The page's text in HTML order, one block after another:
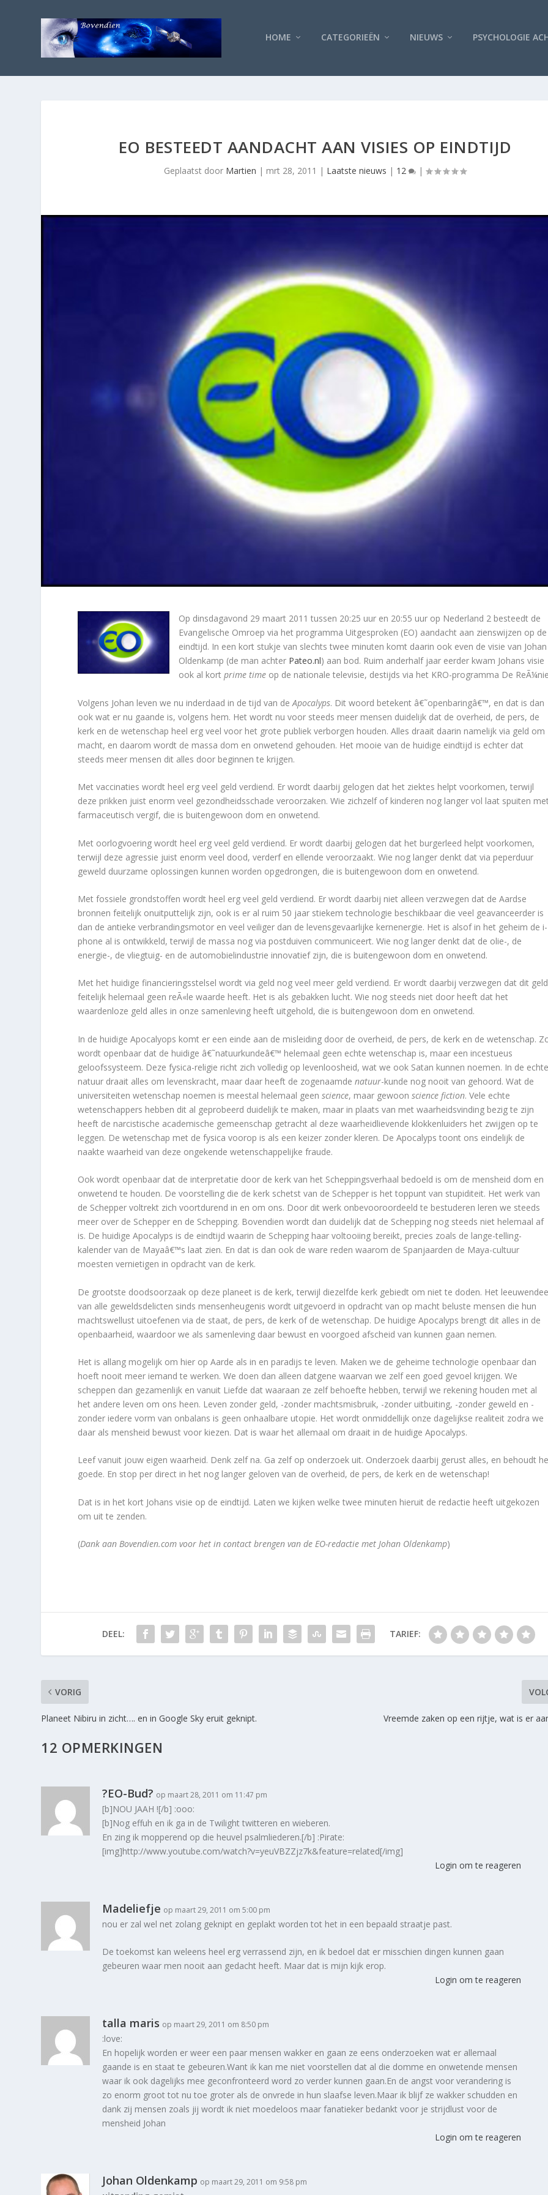
HOME CATEGORIEËN NIEUWS PSYCHOLOGIE
EO BESTEEDT AANDACHT AAN VISIES OP EINDTIJD
Geplaatst door Martien | mrt 28, 2011 | Laatste nieuws | 12 |
Op dinsdagavond 29 maart 2011 tussen 20:25 uur en 20:55 uur op Nederland 2 besteedt de
Evangelische Omroep via het programma Uitgesproken (EO) aandacht aan zienswijzen op de
eindtijd. In een kort stukje van slechts twee minuten komt daarin ook even de visie van Johan
Oldenkamp (de man achter Pateo.nl) aan bod. Ruim anderhalf jaar eerder kwam Johans visie
ook al kortprime time op de nationale televisie, destijds via het KRO-programma De
Volgens Johan leven we nu inderdaad in de tijd van deApocalyps. Dit woord betekent â€˜openbaringâ€™, en dat is dan
ook wat er nu gaande is, volgens hem. Het wordt nu voor steeds meer mensen duidelijk dat de overheid, de pers, de
kerk en de wetenschap heel erg veel voor het grote publiek verborgen houden. Alles draait daarin namelijk via geld om
macht, en daarom wordt de massa dom en onwetend gehouden. Het mooie van de huidige eindtijd is echter dat
steeds meer mensen dit alles door beginnen te krijgen.
Met vaccinaties wordt heel erg veel geld verdiend. Er wordt daarbij gelogen dat het ziektes helpt voorkomen, terwijl
deze prikken juist enorm veel gezondheidsschade veroorzaken. Wie zichzelf of kinderen nog langer vol laat spuiten
farmaceutisch vergif, die is buitengewoon dom en onwetend.
Met oorlogvoering wordt heel erg veel geld verdiend. Er wordt daarbij gelogen dat het burgerleed helpt voorkomen,
terwijl deze agressie juist enorm veel dood, verderf en ellende veroorzaakt. Wie nog langer denkt dat via peperduur
geweld duurzame oplossingen kunnen worden opgedrongen, die is buitengewoon dom en onwetend.
Met fossiele grondstoffen wordt heel erg veel geld verdiend. Er wordt daarbij niet alleen verzwegen dat de Aardse
bronnen feitelijk onuitputtelijk zijn, ook is er al ruim 50 jaar stiekem technologie beschikbaar die veel geavanceerder is
dan de antieke verbrandingsmotor en veel veiliger dan de levensgevaarlijke kernenergie. Het is alsof in het geheim de i-
phone al is ontwikkeld, terwijl de massa nog via postduiven communiceert. Wie nog langer denkt dat de olie-, de
energie-, de vliegtuig- en de automobielindustrie innovatief zijn, die is buitengewoon dom en onwetend.
Met het huidige financieringsstelsel wordt via geld nog veel meer geld verdiend. Er wordt daarbij verzwegen dat dit geld
feitelijk helemaal geen reÃ«le waarde heeft. Het is als gebakken lucht. Wie nog steeds niet door heeft dat het
waardenloze geld alles in onze samenleving heeft uitgehold, die is buitengewoon dom en onwetend.
In de huidige Apocalyops komt er een einde aan de misleiding door de overheid, de pers, de kerk en de wetenschap.
wordt openbaar dat de huidige â€˜natuurkundeâ€™ helemaal geen echte wetenschap is, maar een incestueus
geloofssysteem. Deze fysica-religie richt zich volledig op levenloosheid, wat we ook Satan kunnen noemen. In de
natuur draait alles om levenskracht, maar daar heeft de zogenaamdenatuur-kunde nog nooit van gehoord. Wat de
universiteiten wetenschap noemen is meestal helemaal geenscience, maar gewoonscience fiction. Vele echte
wetenschappers hebben dit al geprobeerd duidelijk te maken, maar in plaats van met waarheidsvinding bezig te zijn
heeft de narcistische academische gemeenschap getracht al deze waarheidlievende klokkenluiders het zwijgen op te
leggen. De wetenschap met de fysica voorop is als een keizer zonder kleren. De Apocalyps toont ons eindelijk de
naakte waarheid van deze ongekende wetenschappelijke fraude.
Ook wordt openbaar dat de interpretatie door de kerk van het Scheppingsverhaal bedoeld is om de mensheid dom en
onwetend te houden. De voorstelling die de kerk schetst van de Schepper is het toppunt van stupiditeit. Het werk van
de Schepper voltrekt zich voortdurend in en om ons. Door dit werk onbevooroordeeld te bestuderen leren we steeds
meer over de Schepper en de Schepping. Bovendien wordt dan duidelijk dat de Schepping nog steeds niet helemaal af
is. De huidige Apocalyps is de eindtijd waarin de Schepping haar voltooiing bereikt, precies zoals de lange-telling-
kalender van de Mayaâ€™s laat zien. En dat is dan ook de ware reden waarom de Spanjaarden de Maya-cultuur
moesten vernietigen in opdracht van de kerk.
De grootste doodsoorzaak op deze planeet is de kerk, terwijl diezelfde kerk gebiedt om niet te doden. Het
van alle geweldsdelicten sinds mensenheugenis wordt uitgevoerd in opdracht van op macht beluste mensen die hun
machtswellust uitoefenen via de staat, de pers, de kerk of de wetenschap. De huidige Apocalyps brengt dit alles in de
openbaarheid, waardoor we als samenleving daar bewust en voorgoed afscheid van kunnen gaan nemen.
Het is allang mogelijk om hier op Aarde als in en paradijs te leven. Maken we de geheime technologie openbaar dan
hoeft nooit meer iemand te werken. We doen dan alleen datgene waarvan we zelf een goed gevoel krijgen. We
scheppen dan gezamenlijk en vanuit Liefde dat waaraan ze zelf behoefte hebben, terwijl we rekening houden met al
het andere leven om ons heen. Leven zonder geld, -zonder machtsmisbruik, -zonder uitbuiting, -zonder geweld en -
zonder iedere vorm van onbalans is geen onhaalbare utopie. Het wordt onmiddellijk onze dagelijkse realiteit zodra we
daar als mensheid bewust voor kiezen. Dat is waar het allemaal om draait in de huidige Apocalyps.
Leef vanuit jouw eigen waarheid. Denk zelf na. Ga zelf op onderzoek uit. Onderzoek daarbij gerust alles, en behoudt
goede. En stop per direct in het nog langer geloven van de overheid, de pers, de kerk en de wetenschap!
Dat is in het kort Johans visie op de eindtijd. Laten we kijken welke twee minuten hieruit de redactie heeft uitgekozen
om uit te zenden.
(Dank aan Bovendien.com voor het in contact brengen van de EO-redactie met Johan Oldenkamp)
DEEL: TARIEF:
VORIG
Planeet Nibiru in zicht…. en in Google Sky eruit geknipt. Vreemde zaken op een rijtje, wat is er
12 OPMERKINGEN
?EO-Bud? op maart 28, 2011 om 11:47 pm
[b]NOU JAAH ![/b] :ooo:
[b]Nog effuh en ik ga in de Twilight twitteren en wieberen.
En zing ik mopperend op die heuvel psalmliederen.[/b] :Pirate:
[img]http://www.youtube.com/watch?v=yeuVBZZjz7k&feature=related[/img]
Login om te reageren
Madeliefje op maart 29, 2011 om 5:00 pm
nou er zal wel net zolang geknipt en geplakt worden tot het in een bepaald straatje past.
De toekomst kan weleens heel erg verrassend zijn, en ik bedoel dat er misschien dingen kunnen gaan
gebeuren waar men nooit aan gedacht heeft. Maar dat is mijn kijk erop.
Login om te reageren
talla maris op maart 29, 2011 om 8:50 pm
:love:
En hopelijk worden er weer een paar mensen wakker en gaan ze eens onderzoeken wat er allemaal
gaande is en staat te gebeuren.Want ik kan me niet voorstellen dat al die domme en onwetende mensen
waar ik ook dagelijks mee geconfronteerd word zo verder kunnen gaan.En de angst voor verandering is
zo enorm groot tot nu toe groter als de onvrede in hun slaafse leven.Maar ik blijf ze wakker schudden en
dank zij mensen zoals jij wordt ik niet moedeloos maar fanatieker bedankt voor je strijdlust voor de
mensheid Johan
Login om te reageren
Johan Oldenkamp op maart 29, 2011 om 9:58 pm